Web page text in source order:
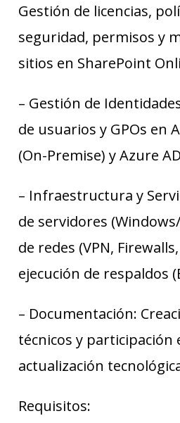
Gestión de licencias,
seguridad, permisos y
sitios en SharePoint
– Gestión de
de usuarios y GPOs en
(On-Premise) y Azure
– Infraestructura y
de servidores
de redes (VPN,
ejecución de respaldos
– Documentación:
técnicos y participación
actualización
Requisitos: